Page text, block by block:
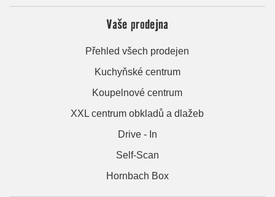
Vaše prodejna
Přehled všech prodejen
Kuchyňské centrum
Koupelnové centrum
XXL centrum obkladů a dlažeb
Drive - In
Self-Scan
Hornbach Box